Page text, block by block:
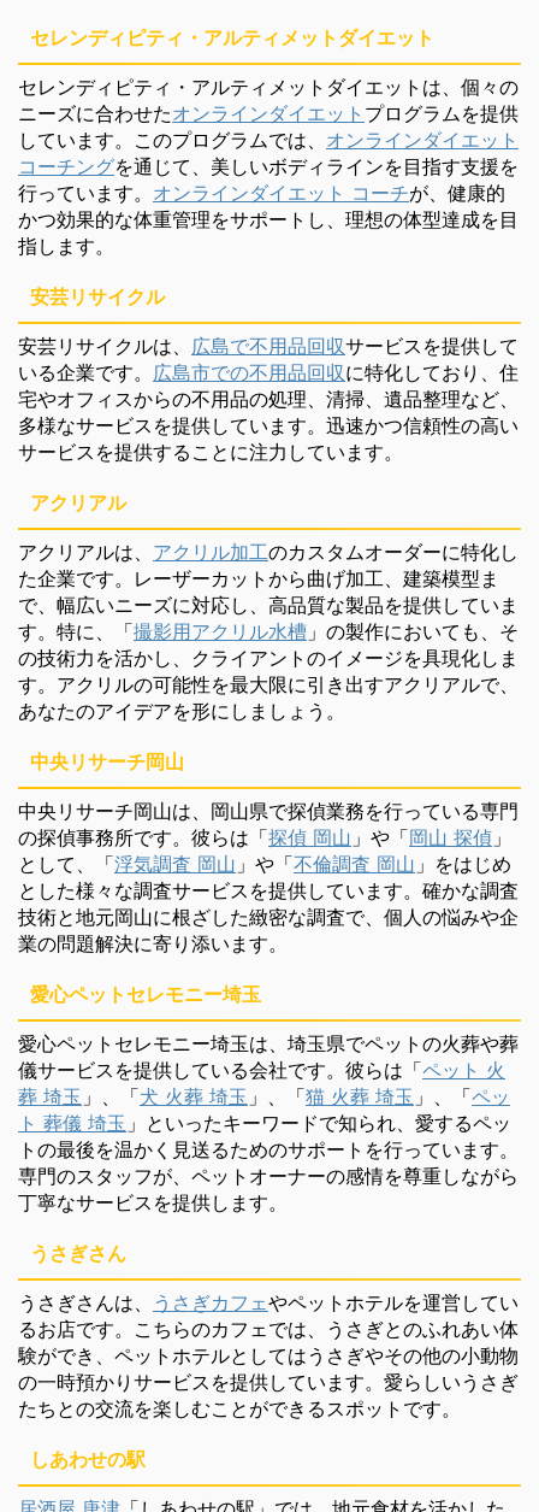
セレンディピティ・アルティメットダイエット
セレンディピティ・アルティメットダイエットは、個々の
ニーズに合わせたオンラインダイエット プログラムを提供
しています。このプログラムでは、 オンラインダイエット
コーチングを通じて、美しいボディラインを目指す支援を
行っています。 オンラインダイエット コーチが、健康的
かつ効果的な体重管理をサポートし、理想の体型達成を目
指します。
安芸リサイクル
安芸リサイクルは、 広島で不用品回収サービスを提供して
いる企業です。 広島市での不用品回収に特化しており、住
宅やオフィスからの不用品の処理、清掃、遺品整理など、
多様なサービスを提供しています。迅速かつ信頼性の高い
サービスを提供することに注力しています。
アクリアル
アクリアルは、 アクリル加工のカスタムオーダーに特化し
た企業です。レーザーカットから曲げ加工、建築模型ま
で、幅広いニーズに対応し、高品質な製品を提供していま
す。特に、「撮影用アクリル水槽 」の製作においても、そ
の技術力を活かし、クライアントのイメージを具現化しま
す。アクリルの可能性を最大限に引き出すアクリアルで、
あなたのアイデアを形にしましょう。
中央リサーチ岡山
中央リサーチ岡山は、岡山県で探偵業務を行っている専門
の探偵事務所です。彼らは「探偵 岡山 」や「岡山 探偵 」
として、「浮気調査 岡山 」や「不倫調査 岡山 」をはじめ
とした様々な調査サービスを提供しています。確かな調査
技術と地元岡山に根ざした緻密な調査で、個人の悩みや企
業の問題解決に寄り添います。
愛心ペットセレモニー埼玉
愛心ペットセレモニー埼玉は、埼玉県でペットの火葬や葬
儀サービスを提供している会社です。彼らは「ペット 火
葬 埼玉 」、「犬 火葬 埼玉 」、「猫 火葬 埼玉 」、「ペッ
ト 葬儀 埼玉 」といったキーワードで知られ、愛するペッ
トの最後を温かく見送るためのサポートを行っています。
専門のスタッフが、ペットオーナーの感情を尊重しながら
丁寧なサービスを提供します。
うさぎさん
うさぎさんは、 うさぎカフェやペットホテルを運営してい
るお店です。こちらのカフェでは、うさぎとのふれあい体
験ができ、ペットホテルとしてはうさぎやその他の小動物
の一時預かりサービスを提供しています。愛らしいうさぎ
たちとの交流を楽しむことができるスポットです。
しあわせの駅